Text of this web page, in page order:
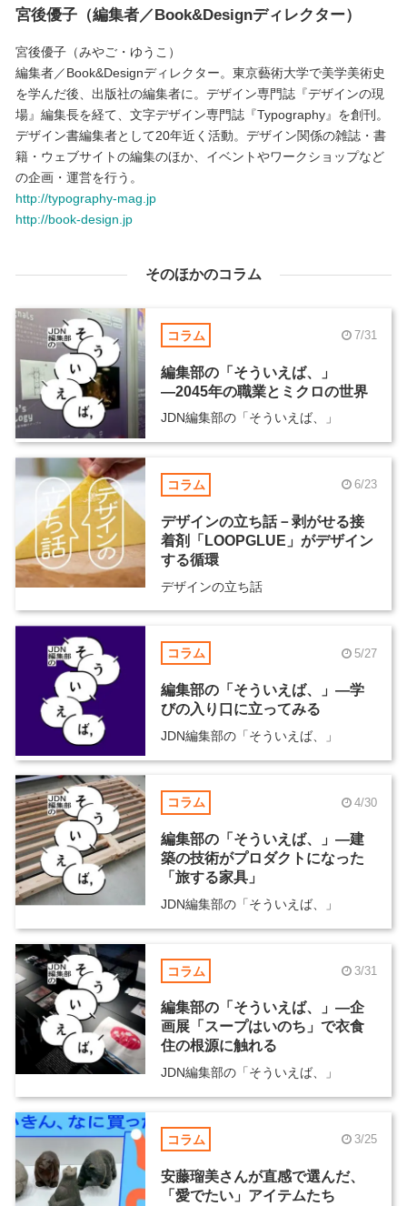
宮後優子（編集者／Book&Designディレクター）
宮後優子（みやご・ゆうこ）
編集者／Book&Designディレクター。東京藝術大学で美学美術史
を学んだ後、出版社の編集者に。デザイン専門誌『デザインの現
場』編集長を経て、文字デザイン専門誌『Typography』を創刊。
デザイン書編集者として20年近く活動。デザイン関係の雑誌・書
籍・ウェブサイトの編集のほか、イベントやワークショップなど
の企画・運営を行う。
http://typography-mag.jp
http://book-design.jp
そのほかのコラム
コラム 7/31
編集部の「そういえば、」
―2045年の職業とミクロの世界
JDN編集部の「そういえば、」
コラム 6/23
デザインの立ち話－剥がせる接
着剤「LOOPGLUE」がデザイン
する循環
デザインの立ち話
コラム 5/27
編集部の「そういえば、」―学
びの入り口に立ってみる
JDN編集部の「そういえば、」
コラム 4/30
編集部の「そういえば、」―建
築の技術がプロダクトになった
「旅する家具」
JDN編集部の「そういえば、」
コラム 3/31
編集部の「そういえば、」―企
画展「スープはいのち」で衣食
住の根源に触れる
JDN編集部の「そういえば、」
コラム 3/25
安藤瑠美さんが直感で選んだ、
「愛でたい」アイテムたち